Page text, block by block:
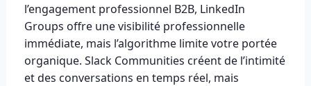
l’engagement professionnel B2B, LinkedIn
Groups offre une visibilité professionnelle
immédiate, mais l’algorithme limite votre portée
organique. Slack Communities créent de l’intimité
et des conversations en temps réel, mais